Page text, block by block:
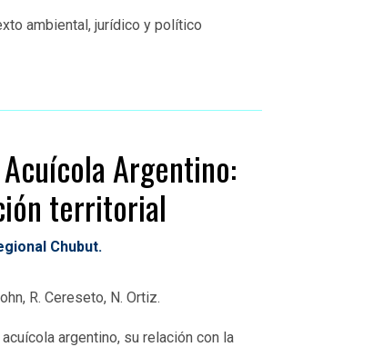
ambiental, jurídico y político
AcuícolaArgentino:
territorial
Chubut.
, R. Cereseto, N. Ortiz.
argentino, su relación con la